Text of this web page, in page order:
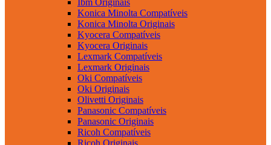
Konica Minolta Compatíveis
Konica Minolta Originais
Kyocera Compatíveis
Kyocera Originais
Lexmark Compatíveis
Lexmark Originais
Oki Compatíveis
Oki Originais
Olivetti Originais
Panasonic Compatíveis
Panasonic Originais
Ricoh Compatíveis
Ricoh Originais